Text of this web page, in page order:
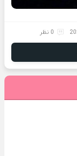
0 نظر